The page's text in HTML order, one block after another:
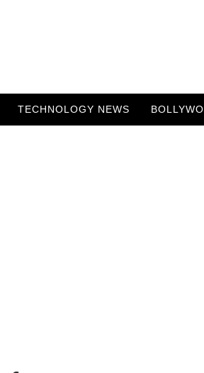
TECHNOLOGY NEWS